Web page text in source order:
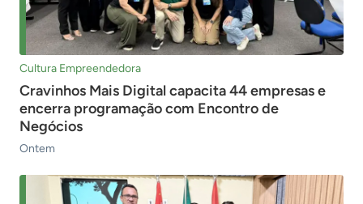
Cultura Empreendedora
Cravinhos Mais Digital capacita 44 empresas e
encerra programação com Encontro de
Negócios
Ontem